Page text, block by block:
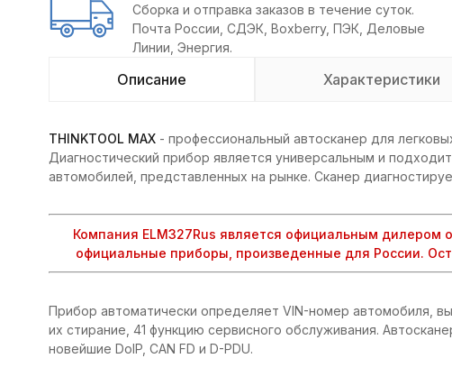
Сборка и отправка заказов в течение суток.
Почта России, СДЭК, Boxberry, ПЭК, Деловые
Линии, Энергия.
Описание Характеристики
THINKTOOL MAX- профессиональный автосканер для
Диагностический прибор является универсальным и
автомобилей, представленных на рынке. Сканер
Компания ELM327Rus является официальным дилером
официальные приборы, произведенные для России.
Прибор автоматически определяет VIN-номер автомобиля,
их стирание, 41 функцию сервисного обслуживания.
новейшие DoIP, CAN FD и D-PDU.